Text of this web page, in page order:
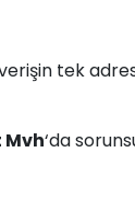
tek
Mvh‘da